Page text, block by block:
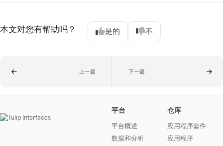
本文对您有帮助吗？ 是的 不
上一篇 下一篇
平台
平台概述
数据和分析
仓库
应用程序套件
应用程序